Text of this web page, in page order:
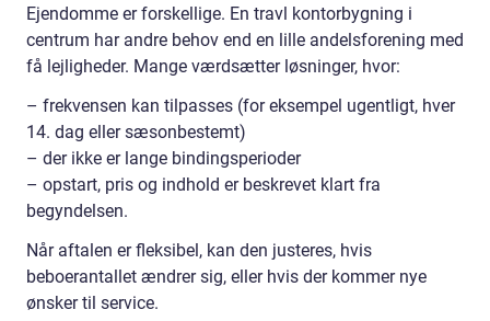
Ejendomme er forskellige. En travl kontorbygning i
centrum har andre behov end en lille andelsforening med
få lejligheder. Mange værdsætter løsninger, hvor:
– frekvensen kan tilpasses (for eksempel ugentligt, hver
14. dag eller sæsonbestemt)
– der ikke er lange bindingsperioder
– opstart, pris og indhold er beskrevet klart fra
begyndelsen.
Når aftalen er fleksibel, kan den justeres, hvis
beboerantallet ændrer sig, eller hvis der kommer nye
ønsker til service.